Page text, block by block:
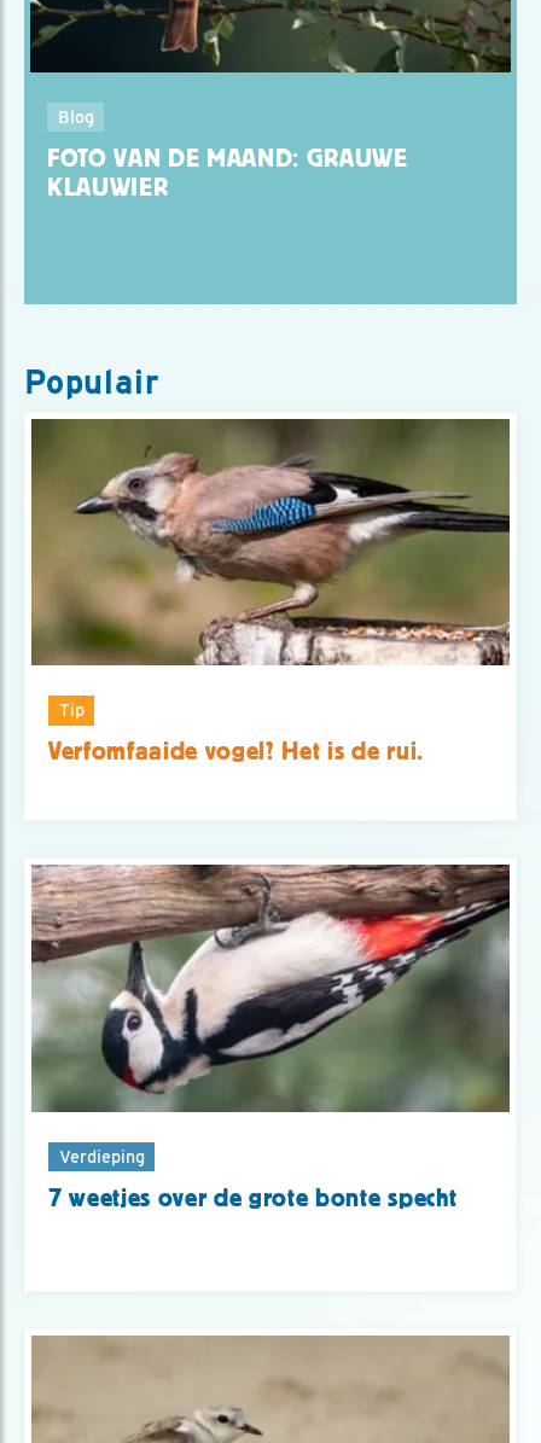
Blog
FOTO VAN DE MAAND: GRAUWE
KLAUWIER
Populair
Tip
Verfomfaaide vogel? Het is de rui.
Verdieping
7 weetjes over de grote bonte specht